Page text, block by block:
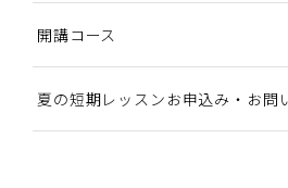
開講コース
夏の短期レッスンお申込み・お問